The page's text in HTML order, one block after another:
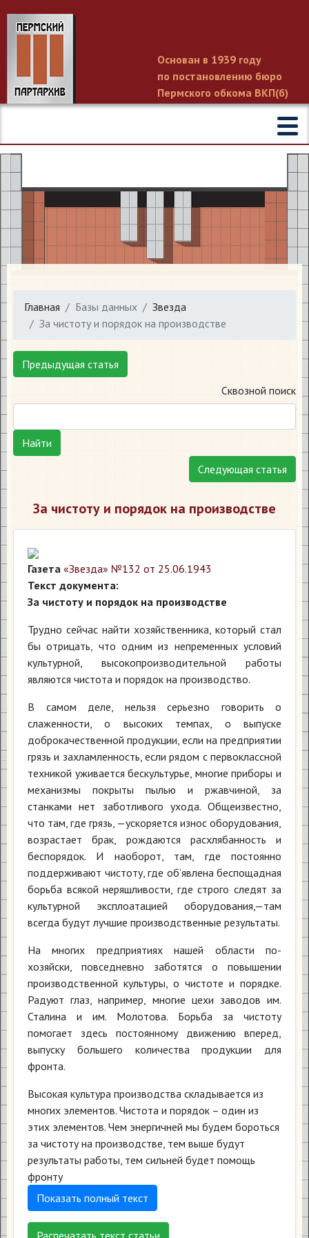
Основан в 1939 году
по постановлению бюро
Пермского обкома ВКП(б)
Главная Базы данных
Звезда
За чистоту и порядок на производстве
Предыдущая статья
Сквозной поиск
Найти
Следующая статья
За чистоту и порядок на производстве
Газета «Звезда» №132 от 25.06.1943
Текст документа:
За чистоту и порядок на производстве
Трудно сейчас найти хозяйственника, который стал
бы отрицать, что одним из непременных условий
культурной, высокопроизводительной работы
являются чистота и порядок на производство.
В самом деле, нельзя серьезно говорить о
слаженности, о высоких темпах, о выпуске
доброкачественной продукции, если на предприятии
грязь и захламленность, если рядом с первоклассной
техникой уживается бескультурье, многие приборы и
механизмы покрыты пылью и ржавчиной, за
станками нет заботливого ухода. Общеизвестно,
что там, где грязь, —ускоряется износ оборудования,
возрастает брак, рождаются расхлябанность и
беспорядок. И наоборот, там, где постоянно
поддерживают чистоту, где об’явлена беспощадная
борьба всякой неряшливости, где строго следят за
культурной эксплоатацией оборудования,—там
всегда будут лучшие производственные результаты.
На многих предприятиях нашей области по-
хозяйски, повседневно заботятся о повышении
производственной культуры, о чистоте и порядке.
Радуют глаз, например, многие цехи заводов им.
Сталина и им. Молотова. Борьба за чистоту
помогает здесь постоянному движению вперед,
выпуску большего количества продукции для
фронта.
Высокая культура производства складывается из
многих элементов. Чистота и порядок – один из
этих элементов. Чем энергичней мы будем бороться
за чистоту на производстве, тем выше будут
результаты работы, тем сильней будет помощь
фронту
Показать полный текст
Распечатать текст статьи